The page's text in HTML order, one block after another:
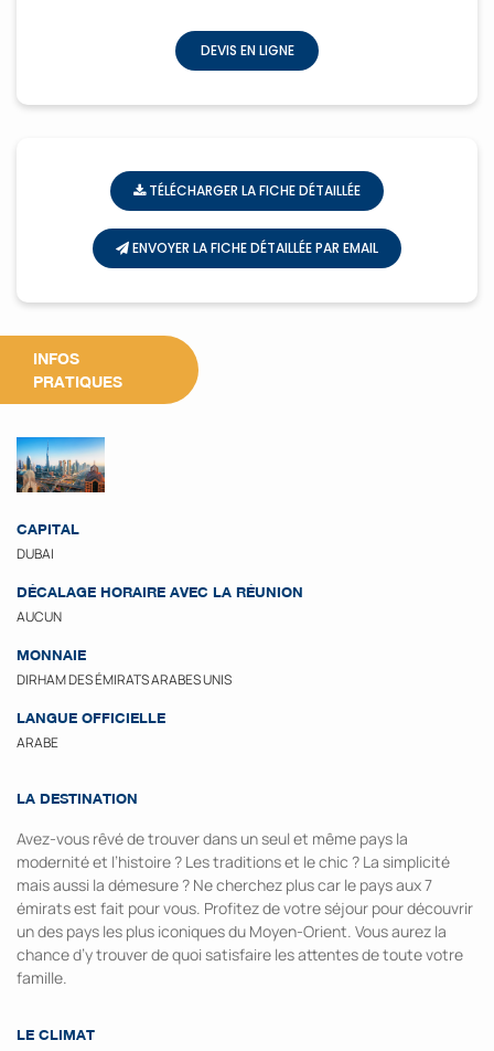
DEVIS EN LIGNE
TÉLÉCHARGER LA FICHE DÉTAILLÉE
ENVOYER LA FICHE DÉTAILLÉE PAR EMAIL
INFOS
PRATIQUES
CAPITAL
DUBAI
DÉCALAGE HORAIRE AVEC LA RÉUNION
AUCUN
MONNAIE
DIRHAM DES ÉMIRATS ARABES UNIS
LANGUE OFFICIELLE
ARABE
LA DESTINATION
Avez-vous rêvé de trouver dans un seul et même pays la
modernité et l’histoire ? Les traditions et le chic ? La simplicité
mais aussi la démesure ? Ne cherchez plus car le pays aux 7
émirats est fait pour vous. Profitez de votre séjour pour découvrir
un des pays les plus iconiques du Moyen-Orient. Vous aurez la
chance d’y trouver de quoi satisfaire les attentes de toute votre
famille.
LE CLIMAT